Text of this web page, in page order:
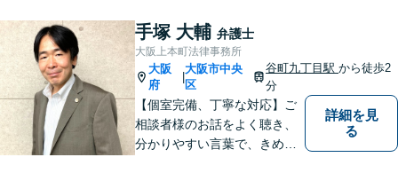
婚・相続といった身の回りの
トラブルから、刑事・詐欺、
公害・行政事件まであらゆる
問題のご相談を承ります。小
さな悩み事でもお気軽にお問
合わせください。
手塚 大輔 弁護士
大阪上本町法律事務所
大阪
府
|
大阪市中央
区
谷町九丁目駅から徒歩2
分
【個室完備、丁寧な対応】ご
相談者様のお話をよく聴き、
分かりやすい言葉で、きめ細
詳細を見
る